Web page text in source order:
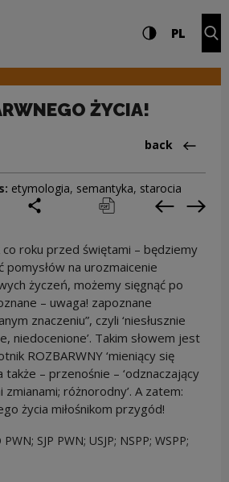
Poland
Settings and search
High contrast
PL
ŻYCIA!
Back
back
etymologia, semantyka, starocia
print pobierz Previous
co roku przed świętami – będziemy
pomysłów na urozmaicenie
życzeń, możemy sięgnąć po
– uwaga! zapoznane
znaczeniu”, czyli ‘niesłusznie
niedocenione’. Takim słowem jest
ROZBARWNY ‘mieniący się
także – przenośnie – ‘odznaczający
zmianami; różnorodny’. A zatem:
życia miłośnikom przygód!
PWN; SJP PWN; USJP; NSPP; WSPP;